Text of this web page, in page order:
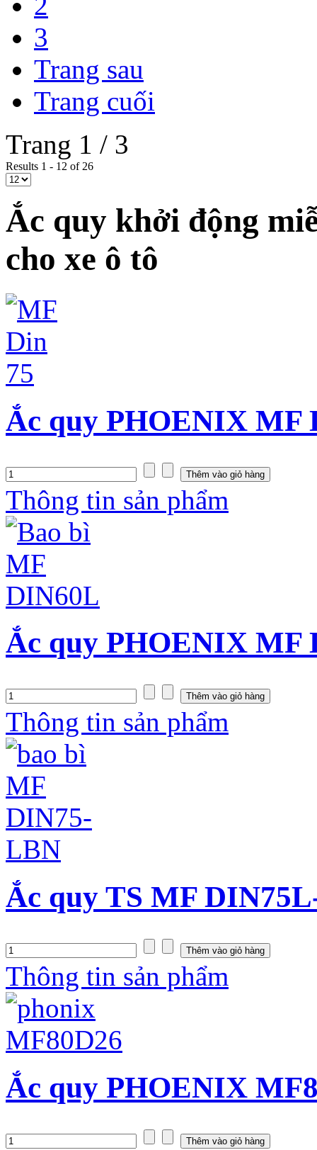
3
Trang sau
Trang cuối
Trang 1 / 3
Results 1 - 12 of 26
Ắc quy khởi động
cho xe ô tô
Ắc quy PHOENIX MF
Thông tin sản phẩm
Ắc quy PHOENIX MF
Thông tin sản phẩm
Ắc quy TS MF
Thông tin sản phẩm
Ắc quy PHOENIX